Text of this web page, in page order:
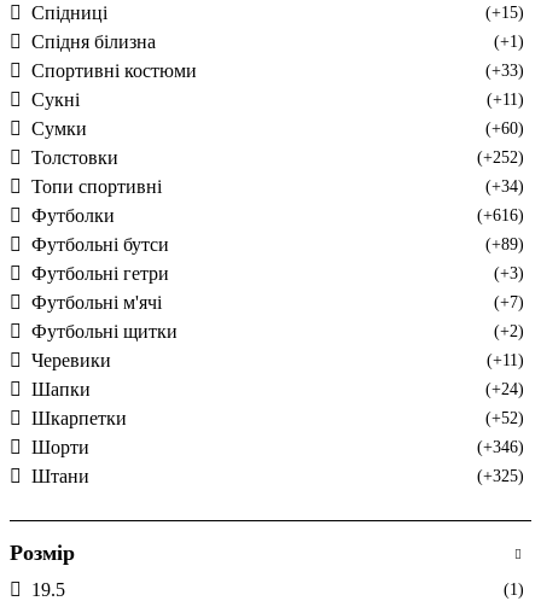
Спідниці (+15)
Спідня білизна (+1)
Спортивні костюми (+33)
Сукні (+11)
Сумки (+60)
Толстовки (+252)
Топи спортивні (+34)
Футболки (+616)
Футбольні бутси (+89)
Футбольні гетри (+3)
Футбольні м'ячі (+7)
Футбольні щитки (+2)
Черевики (+11)
Шапки (+24)
Шкарпетки (+52)
Шорти (+346)
Штани (+325)
Розмір
19.5 (1)